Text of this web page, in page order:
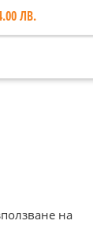
ЛВ.
на